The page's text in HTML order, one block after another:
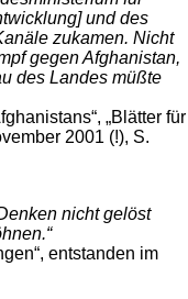
und des
zukamen. Nicht
gegen Afghanistan,
des Landes müßte
„Blätter für
2001 (!), S.
nicht gelöst
entstanden im